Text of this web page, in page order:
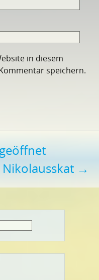
in diesem
speichern.
→